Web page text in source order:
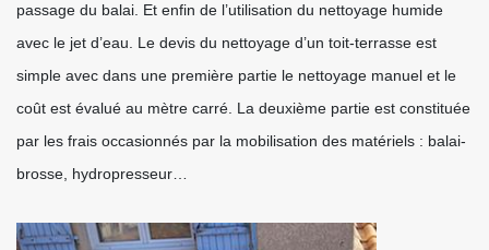
passage du balai. Et enfin de l’utilisation du nettoyage humide
avec le jet d’eau. Le devis du nettoyage d’un toit-terrasse est
simple avec dans une première partie le nettoyage manuel et le
coût est évalué au mètre carré. La deuxième partie est constituée
par les frais occasionnés par la mobilisation des matériels : balai-
brosse, hydropresseur…